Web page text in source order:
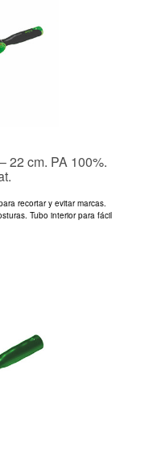
22 cm. PA 100%.
recortar y evitar marcas.
Tubo interior para fácil